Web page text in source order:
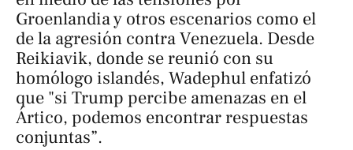
Groenlandia y otros escenarios como el
de la agresión contra Venezuela. Desde
Reikiavik, donde se reunió con su
homólogo islandés, Wadephul enfatizó
que "si Trump percibe amenazas en el
Ártico, podemos encontrar respuestas
conjuntas”.